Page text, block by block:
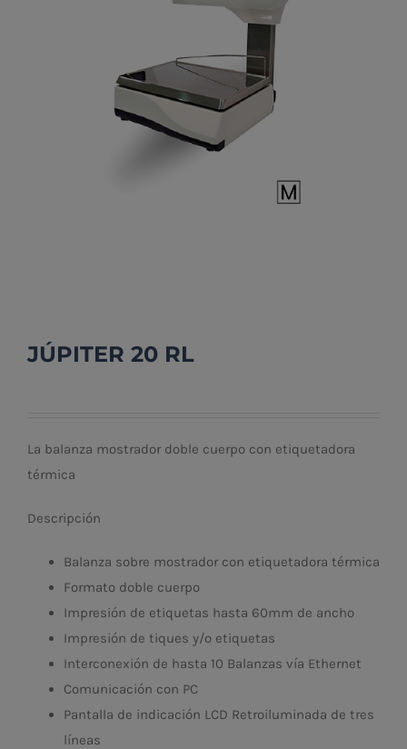
JÚPITER 20 RL
La balanza mostrador doble cuerpo con etiquetadora
térmica
Descripción
Balanza sobre mostrador con etiquetadora térmica
Formato doble cuerpo
Impresión de etiquetas hasta 60mm de ancho
Impresión de tiques y/o etiquetas
Interconexión de hasta 10 Balanzas vía Ethernet
Comunicación con PC
Pantalla de indicación LCD Retroiluminada de tres
líneas